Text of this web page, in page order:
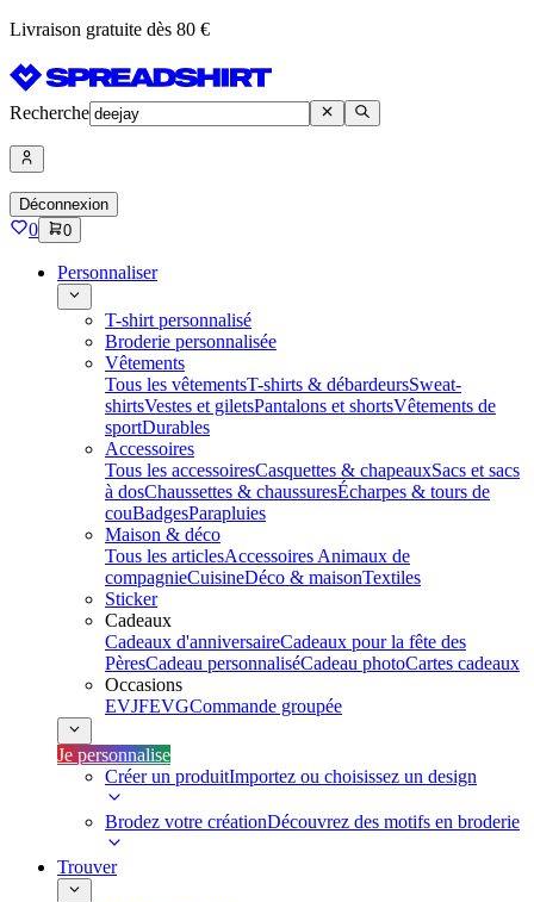
Livraison gratuite dès 80 €
Recherche
Déconnexion
0 0
Personnaliser
T-shirt personnalisé
Broderie personnalisée
Vêtements
Tous les vêtementsT-shirts & débardeursSweat-
shirtsVestes et giletsPantalons et shortsVêtements de
sportDurables
Accessoires
Tous les accessoiresCasquettes & chapeauxSacs et sacs
à dosChaussettes & chaussuresÉcharpes & tours de
couBadgesParapluies
Maison & déco
Tous les articlesAccessoires Animaux de
compagnieCuisineDéco & maisonTextiles
Sticker
Cadeaux
Cadeaux d'anniversaireCadeaux pour la fête des
PèresCadeau personnaliséCadeau photoCartes cadeaux
Occasions
EVJFEVGCommande groupée
Je personnalise
Créer un produitImportez ou choisissez un design
Brodez votre créationDécouvrez des motifs en broderie
Trouver